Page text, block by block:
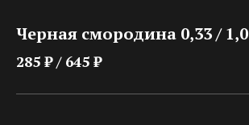
Черная смородина 0,33 / 1,0
285 ₽ / 645 ₽